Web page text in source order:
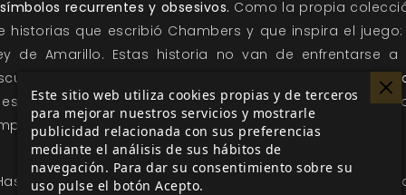
recurrentes y obsesivos. Como la propia
historias que escribió Chambers y que inspira el juego:
de Amarillo. Estas historia no van de enfrentarse a
y luchar. Esto no es fantasía oscura,
esto es
es posible que quieras avisar a tus jugadores antes
visto el Signo Amarillo y ya no puedes dejar de
Este sitio web utiliza cookies propias y de terceros
para mejorar nuestros servicios y mostrarle
publicidad relacionada con sus preferencias
mediante el análisis de sus hábitos de
navegación. Para dar su consentimiento sobre su
uso pulse el botón Acepto.